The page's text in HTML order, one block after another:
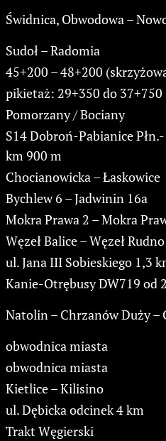
Świdnica, Obwodowa –
Sudoł – Radomia
45+200 – 48+200
pikietaż: 29+350 do 37+750
Pomorzany / Bociany
S14 Dobroń-Pabianice
km 900 m
Chocianowicka – Łaskowice
Bychlew 6 – Jadwinin 16a
Mokra Prawa 2 – Mokra
Węzeł Balice – Węzeł Rudno
ul. Jana III Sobieskiego 1,3
Kanie-Otrębusy DW719 od
Natolin – Chrzanów Duży –
obwodnica miasta
obwodnica miasta
Kietlice – Kilisino
ul. Dębicka odcinek 4 km
Trakt Węgierski